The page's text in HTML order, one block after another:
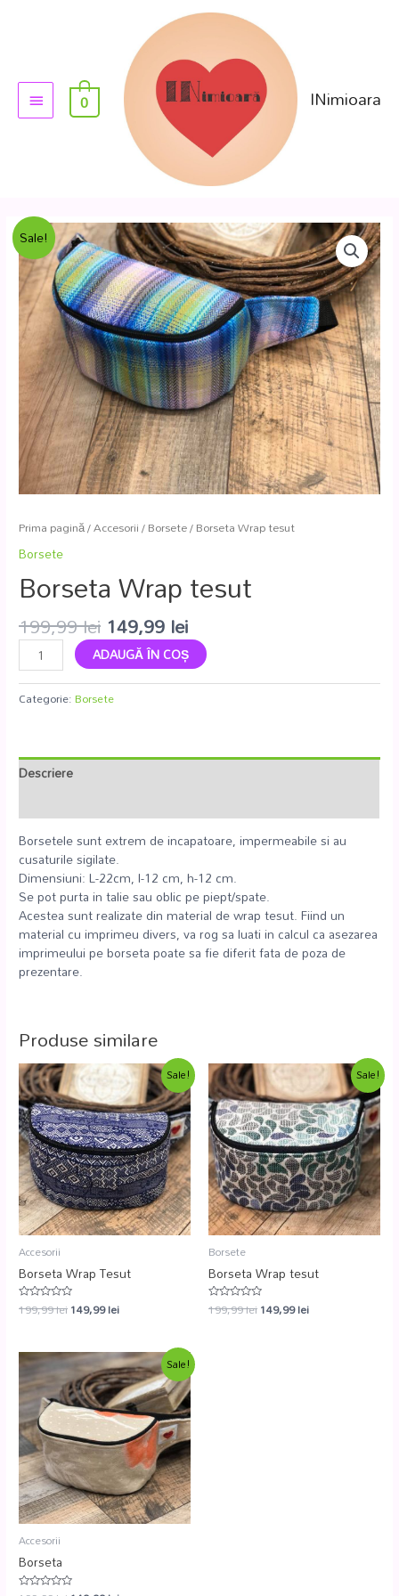
INimioara
0
Sale!
Prima pagină/Accesorii/Borsete/ Borseta Wrap tesut
Borsete
Borseta Wrap tesut
199,99lei 149,99 lei
ADAUGĂ ÎN COȘ
Categorie:Borsete
Descriere
Borsetele sunt extrem de incapatoare, impermeabile si au
cusaturile sigilate.
Dimensiuni: L-22cm, l-12 cm, h-12 cm.
Se pot purta in talie sau oblic pe piept/spate.
Acestea sunt realizate din material de wrap tesut. Fiind un
material cu imprimeu divers, va rog sa luati in calcul ca asezarea
imprimeului pe borseta poate sa fie diferit fata de poza de
prezentare.
Produse similare
Sale!
Accesorii
Borseta Wrap Tesut
Evaluat
la
199,99lei149,99lei
Sale!
Borsete
Borseta Wrap tesut
Evaluat
la
199,99lei149,99lei
Sale!
Accesorii
Borseta